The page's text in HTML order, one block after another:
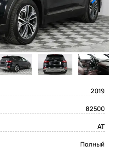
2019
82500
AT
Полный